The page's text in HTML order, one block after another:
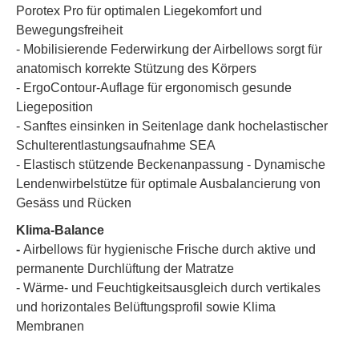
Porotex Pro für optimalen Liegekomfort und
Bewegungsfreiheit
- Mobilisierende Federwirkung der Airbellows sorgt für
anatomisch korrekte Stützung des Körpers
- ErgoContour-Auflage für ergonomisch gesunde
Liegeposition
- Sanftes einsinken in Seitenlage dank hochelastischer
Schulterentlastungsaufnahme SEA
- Elastisch stützende Beckenanpassung - Dynamische
Lendenwirbelstütze für optimale Ausbalancierung von
Gesäss und Rücken
Klima-Balance
- Airbellows für hygienische Frische durch aktive und
permanente Durchlüftung der Matratze
- Wärme- und Feuchtigkeitsausgleich durch vertikales
und horizontales Belüftungsprofil sowie Klima
Membranen